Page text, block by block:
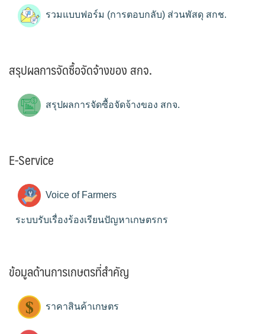
รวมแบบฟอร์ม (การตอบกลับ) ส่วนพัสดุ สกช.
สรุปผลการจัดซื้อจัดจ้างของ สกจ.
สรุปผลการจัดซื้อจัดจ้างของ สกจ.
E-Service
Voice of Farmers
ระบบรับเรื่องร้องเรียนปัญหาเกษตรกร
ข้อมูลด้านการเกษตรที่สำคัญ
ราคาสินค้าเกษตร